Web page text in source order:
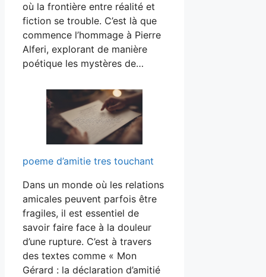
où la frontière entre réalité et
fiction se trouble. C’est là que
commence l’hommage à Pierre
Alferi, explorant de manière
poétique les mystères de…
poeme d’amitie tres touchant
Dans un monde où les relations
amicales peuvent parfois être
fragiles, il est essentiel de
savoir faire face à la douleur
d’une rupture. C’est à travers
des textes comme « Mon
Gérard : la déclaration d’amitié